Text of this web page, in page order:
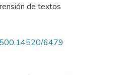
de textos
6479